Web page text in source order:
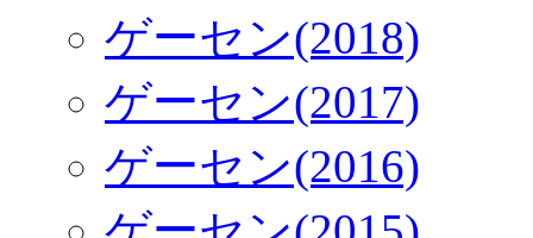
ゲーセン(2018)
ゲーセン(2017)
ゲーセン(2016)